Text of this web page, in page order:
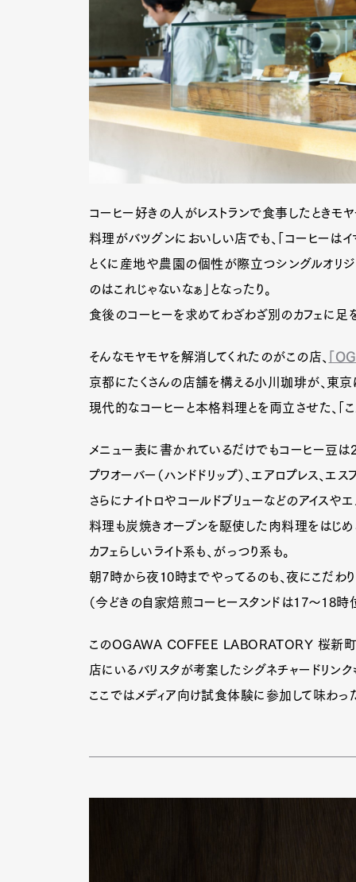
コーヒー好きの人がレストランで食事したときモ
料理がバツグンにおいしい店でも、「コーヒーは
とくに産地や農園の個性が際立つシングルオリ
のはこれじゃないなぁ」となったり。
食後のコーヒーを求めてわざわざ別のカフェに足
そんなモヤモヤを解消してくれたのがこの店、
「
京都にたくさんの店舗を構える小川珈琲が、東
現代的なコーヒーと本格料理とを両立させた、「こ
メニュー表に書かれているだけでもコーヒー豆は
プワオーバー（ハンドドリップ）、エアロプレス、
さらにナイトロやコールドブリューなどのアイスやエ
料理も炭焼きオーブンを駆使した肉料理をはじめ
カフェらしいライト系も、がっつり系も。
朝7時から夜10時までやってるのも、夜にこだわ
（今どきの自家焙煎コーヒースタンドは17〜18時
このOGAWA COFFEE LABORATORY 桜新町
店にいるバリスタが考案したシグネチャードリンク
ここではメディア向け試食体験に参加して味わっ